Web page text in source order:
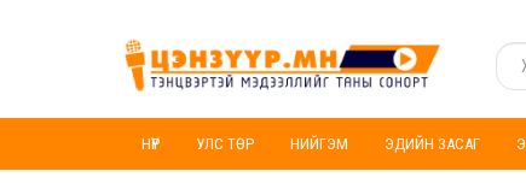
НҮҮР УЛС ТӨР НИЙГЭМ ЭДИЙН ЗАСАГ